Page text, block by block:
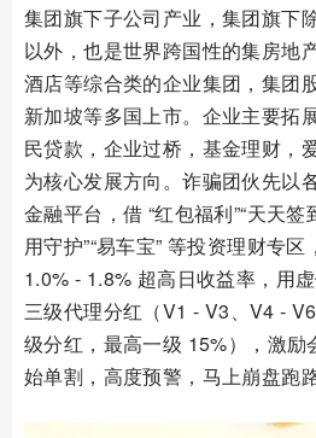
集团旗下子公司产业，集团旗下
以外，也是世界跨国性的集房地
酒店等综合类的企业集团，集团
新加坡等多国上市。企业主要拓
民贷款，企业过桥，基金理财，
为核心发展方向。诈骗团伙先以
金融平台，借 “红包福利”“天天签
用守护”“易车宝” 等投资理财专
1.0% - 1.8% 超高日收益率，用
三级代理分红（V1 - V3、V4 -
级分红，最高一级 15%），激励
始单割，高度预警，马上崩盘跑